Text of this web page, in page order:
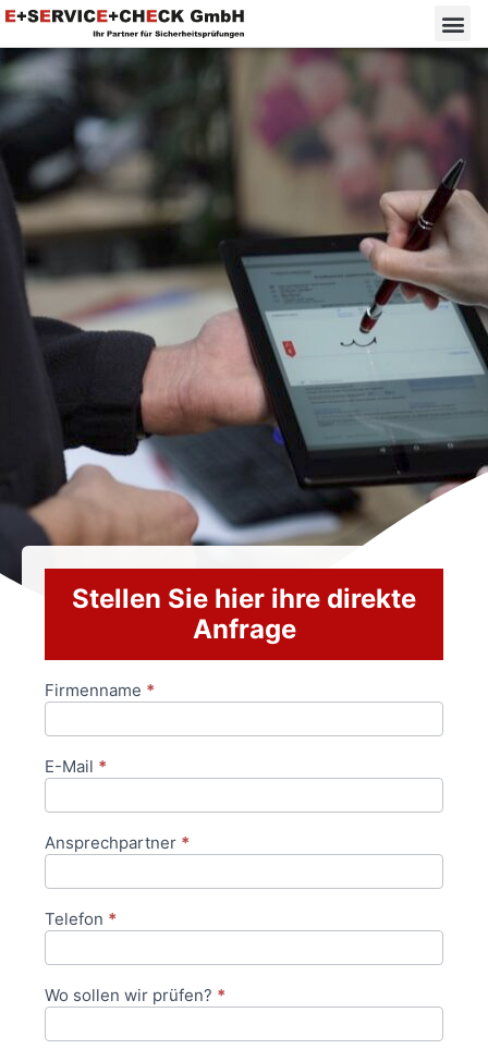
Stellen Sie hier ihre direkte
Anfrage
Anfrageformular
Firmenname *
E-Mail *
Ansprechpartner *
Telefon *
Wo sollen wir prüfen? *